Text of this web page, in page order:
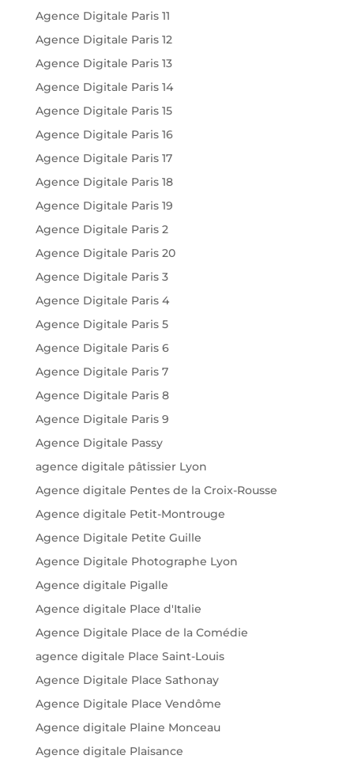
Agence Digitale Paris 11
Agence Digitale Paris 12
Agence Digitale Paris 13
Agence Digitale Paris 14
Agence Digitale Paris 15
Agence Digitale Paris 16
Agence Digitale Paris 17
Agence Digitale Paris 18
Agence Digitale Paris 19
Agence Digitale Paris 2
Agence Digitale Paris 20
Agence Digitale Paris 3
Agence Digitale Paris 4
Agence Digitale Paris 5
Agence Digitale Paris 6
Agence Digitale Paris 7
Agence Digitale Paris 8
Agence Digitale Paris 9
Agence Digitale Passy
agence digitale pâtissier Lyon
Agence digitale Pentes de la Croix-Rousse
Agence digitale Petit-Montrouge
Agence Digitale Petite Guille
Agence Digitale Photographe Lyon
Agence digitale Pigalle
Agence digitale Place d'Italie
Agence Digitale Place de la Comédie
agence digitale Place Saint-Louis
Agence Digitale Place Sathonay
Agence Digitale Place Vendôme
Agence digitale Plaine Monceau
Agence digitale Plaisance